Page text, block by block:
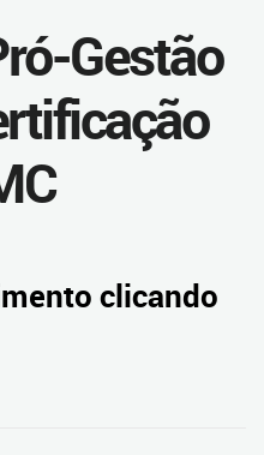
Gestão
clicando